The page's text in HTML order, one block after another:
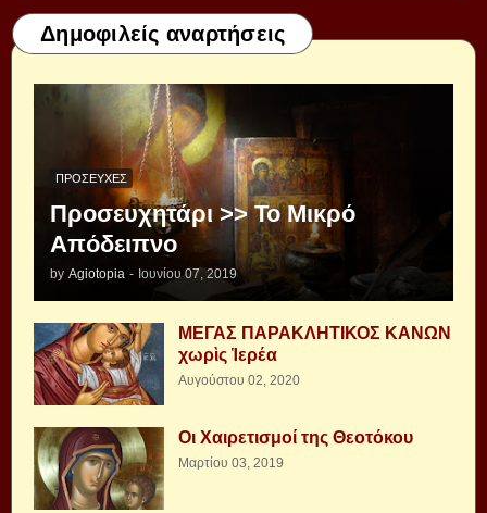
Δημοφιλείς αναρτήσεις
ΠΡΟΣΕΥΧΈΣ
Προσευχητάρι >> Το Μικρό
Απόδειπνο
by Agiotopia - Ιουνίου 07, 2019
ΜΕΓΑΣ ΠΑΡΑΚΛΗΤΙΚΟΣ ΚΑΝΩΝ
χωρὶς Ἱερέα
Αυγούστου 02, 2020
Οι Χαιρετισμοί της Θεοτόκου
Μαρτίου 03, 2019